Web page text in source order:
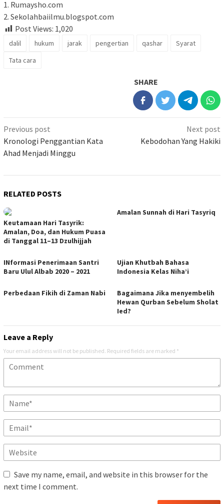
1. Rumaysho.com
2. Sekolahbaiilmu.blogspot.com
Post Views: 1,020
dalil hukum jarak pengertian qashar
Syarat
Tata cara
SHARE
Previous post
Kronologi Penggantian Kata
Ahad Menjadi Minggu
Next post
Kebodohan Yang Hakiki
RELATED POSTS
Keutamaan Hari Tasyrik:
Amalan, Doa, dan Hukum Puasa
di Tanggal 11–13 Dzulhijjah
Amalan Sunnah di Hari Tasyriq
INformasi Penerimaan Santri
Baru Ulul Albab 2020 – 2021
Ujian Khutbah Bahasa
Indonesia Kelas Niha’i
Perbedaan Fikih di Zaman Nabi
Bagaimana Jika menyembelih
Hewan Qurban Sebelum Sholat
Ied?
Leave a Reply
Your email address will not be published. Required fields are marked *
Save my name, email, and website in this browser for the
next time I comment.